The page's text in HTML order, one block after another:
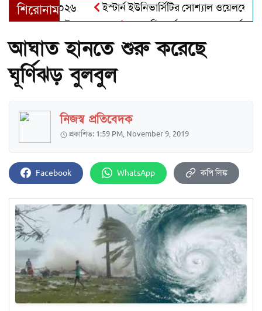
শিরোনাম
ইস্টার্ন ইউনিভার্সিটির সোশ্যাল ওয়েলফেয়ার
খালেক এর ইন্তেকাল
আত্মশুদ্ধি অর্জন ও অশুভকে বর্জন করে
আঘাত হানতে শুরু করেছে
ঘূর্ণিঝড় বুলবুল
নিজস্ব প্রতিবেদক
প্রকাশিত: 1:59 PM, November 9, 2019
Facebook WhatsApp কপি লিঙ্ক